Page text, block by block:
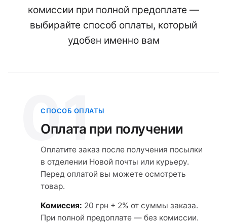
комиссии при полной предоплате —
выбирайте способ оплаты, который
удобен именно вам
01
СПОСОБ ОПЛАТЫ
Оплата при получении
Оплатите заказ после получения посылки
в отделении Новой почты или курьеру.
Перед оплатой вы можете осмотреть
товар.
Комиссия: 20 грн + 2% от суммы заказа.
При полной предоплате — без комиссии.